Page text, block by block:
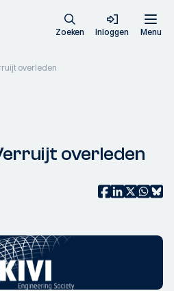
Zoeken Inloggen Menu
overleden
overleden